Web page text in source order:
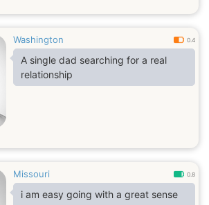
Washington 0.4
A single dad searching for a real
relationship
Missouri 0.8
i am easy going with a great sense